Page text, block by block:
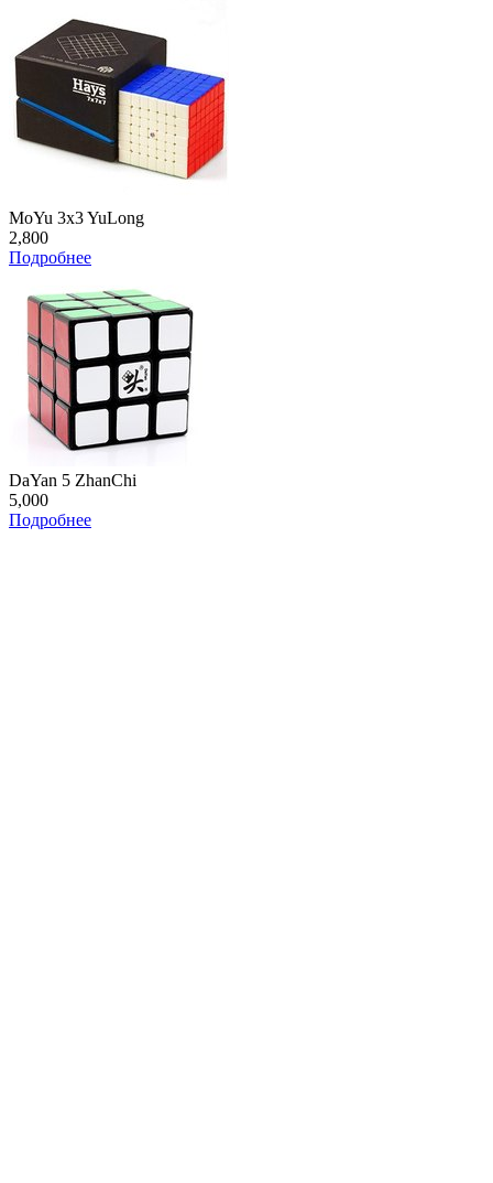
MoYu 3x3 YuLong
2,800
Подробнее
DaYan 5 ZhanChi
5,000
Подробнее